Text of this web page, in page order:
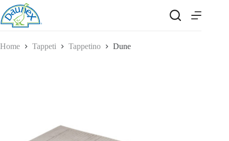
Salta
al
contenuto
Home Tappeti Tappetino Dune